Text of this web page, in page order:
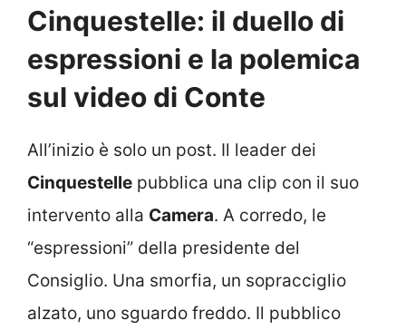
Cinquestelle: il duello di
espressioni e la polemica
sul video di Conte
All’inizio è solo un post. Il leader dei
Cinquestelle pubblica una clip con il suo
intervento alla Camera. A corredo, le
“espressioni” della presidente del
Consiglio. Una smorfia, un sopracciglio
alzato, uno sguardo freddo. Il pubblico